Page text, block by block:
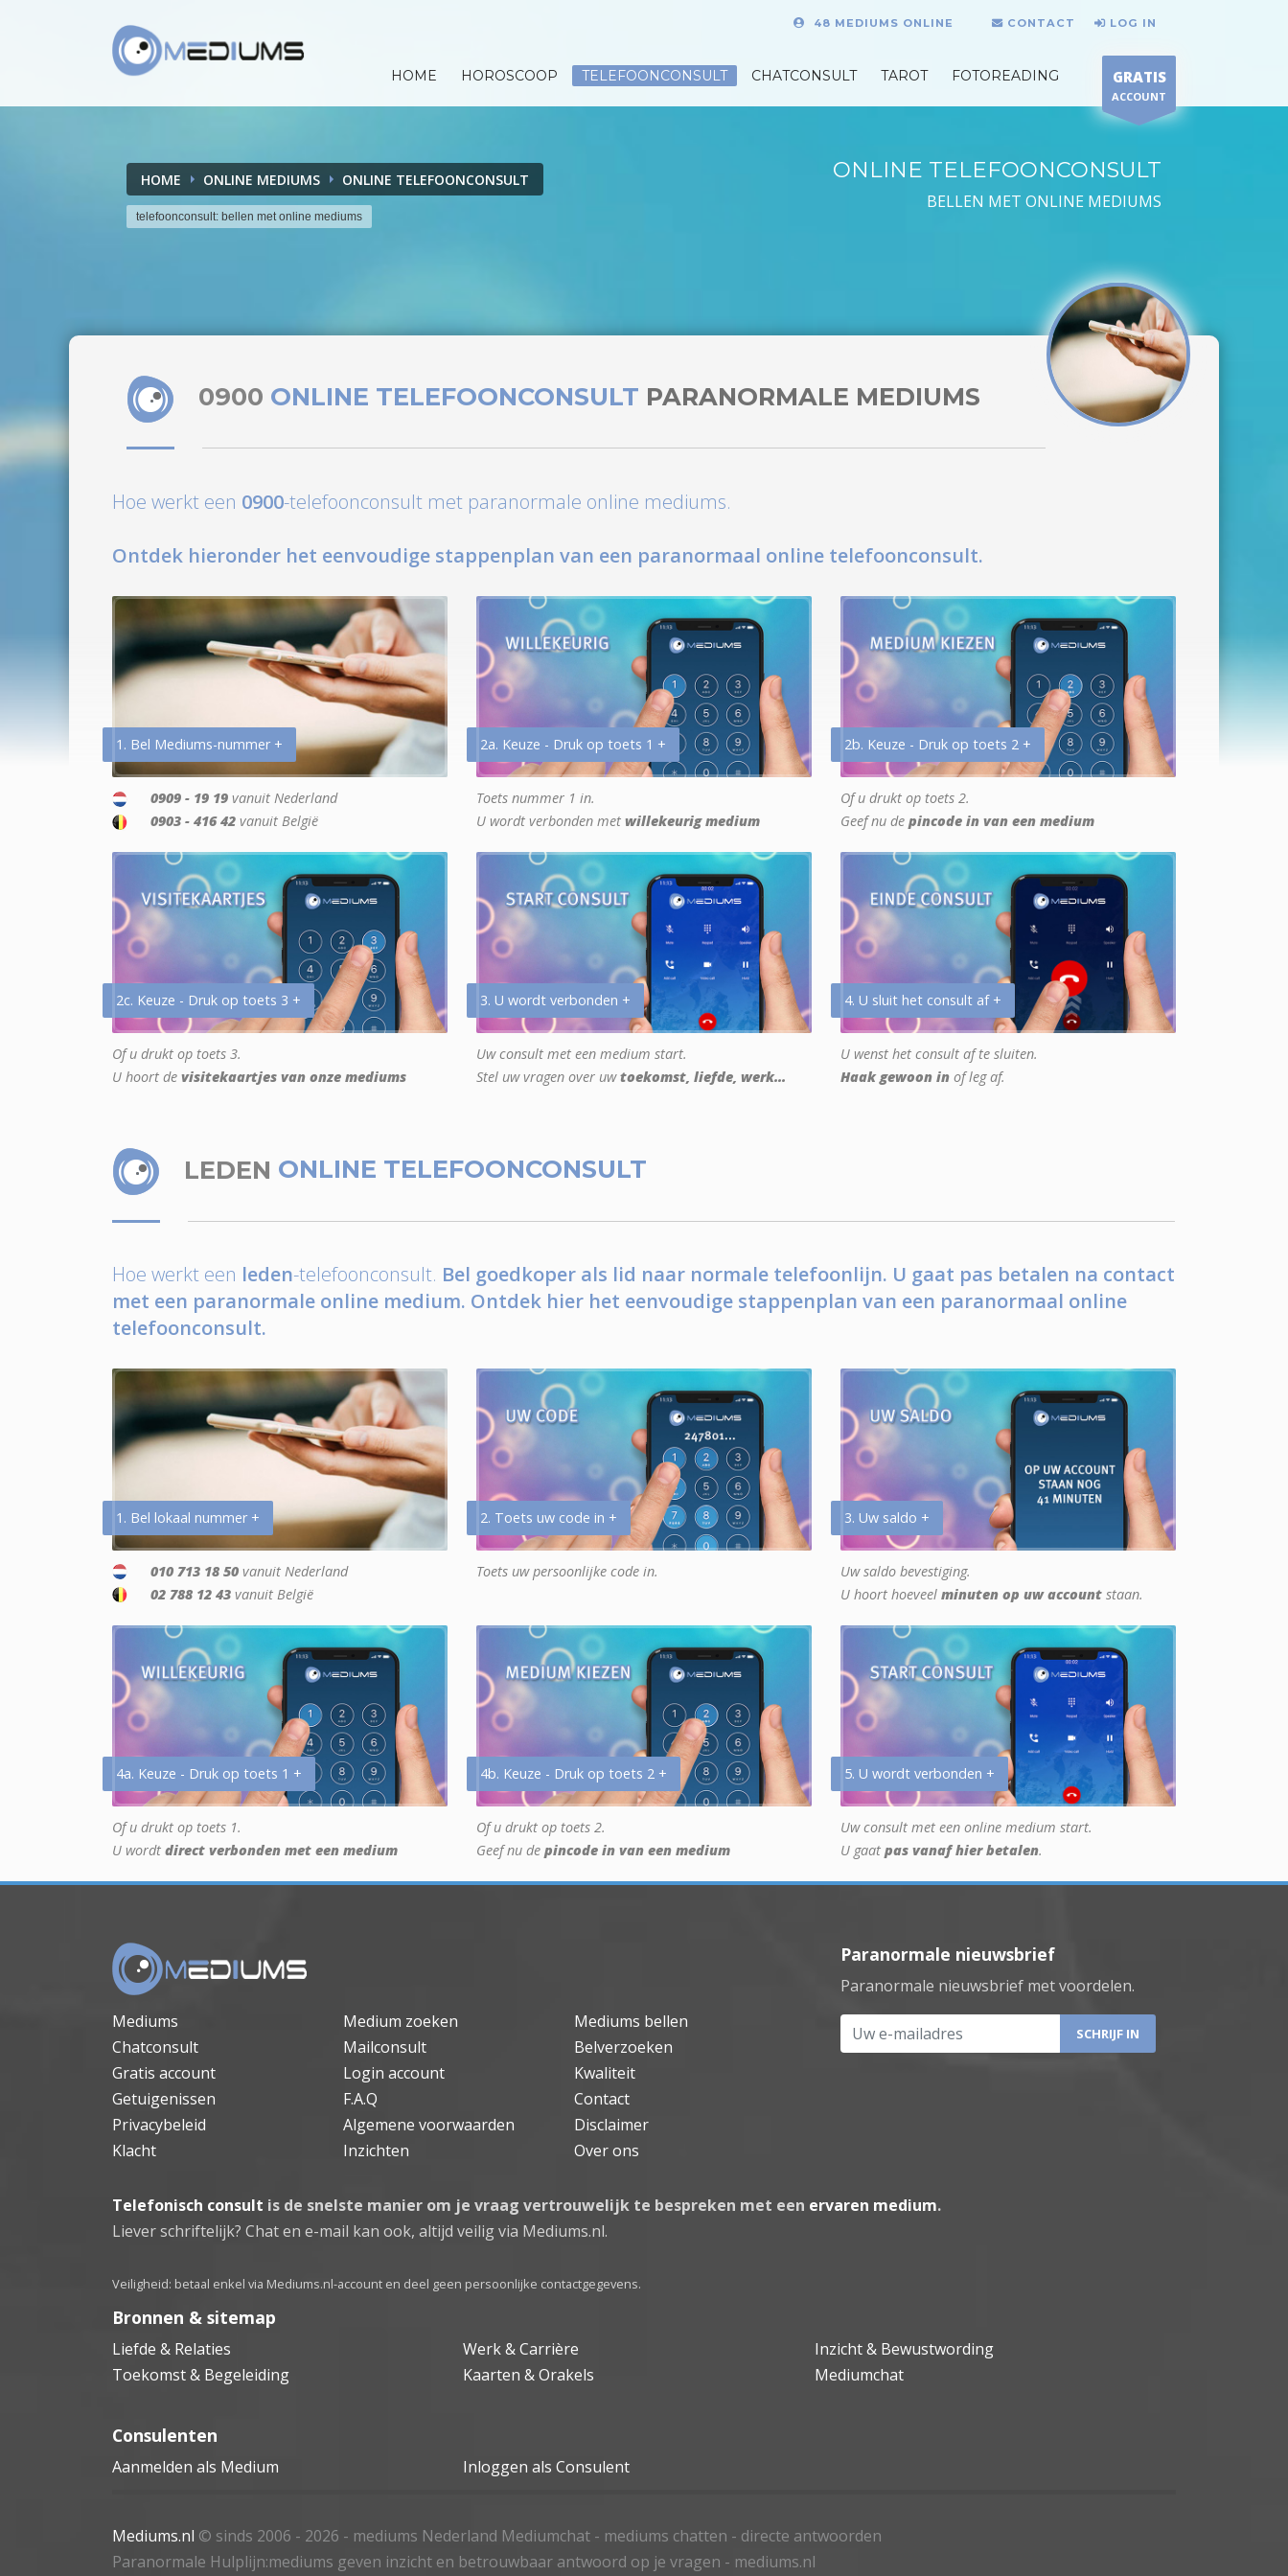
48 MEDIUMS ONLINE CONTACT LOG IN
HOME HOROSCOOP TELEFOONCONSULT CHATCONSULT TAROT FOTOREADING GRATIS
ACCOUNT
HOME ONLINE MEDIUMS ONLINE TELEFOONCONSULT
telefoonconsult: bellen met online mediums
ONLINE TELEFOONCONSULT
BELLEN MET ONLINE MEDIUMS
0900 ONLINE TELEFOONCONSULT PARANORMALE MEDIUMS
Hoe werkt een 0900-telefoonconsult met paranormale online mediums.
Ontdek hieronder het eenvoudige stappenplan van een paranormaal online telefoonconsult.
1. Bel Mediums-nummer +
0909 - 19 19 vanuit Nederland
0903 - 416 42 vanuit België
2a. Keuze - Druk op toets 1 +
Toets nummer 1 in.
U wordt verbonden met willekeurig medium
2b. Keuze - Druk op toets 2 +
Of u drukt op toets 2.
Geef nu de pincode in van een medium
2c. Keuze - Druk op toets 3 +
Of u drukt op toets 3.
U hoort de visitekaartjes van onze mediums
3. U wordt verbonden +
Uw consult met een medium start.
Stel uw vragen over uwtoekomst, liefde, werk...
4. U sluit het consult af +
U wenst het consult af te sluiten.
Haak gewoon in of leg af.
LEDEN ONLINE TELEFOONCONSULT
Hoe werkt een leden-telefoonconsult. Bel goedkoper als lid naar normale telefoonlijn. U gaat pas betalen na contact
met een paranormale online medium. Ontdek hier het eenvoudige stappenplan van een paranormaal online
telefoonconsult.
1. Bel lokaal nummer +
010 713 18 50 vanuit Nederland
02 788 12 43 vanuit België
2. Toets uw code in +
Toets uw persoonlijke code in.
3. Uw saldo +
Uw saldo bevestiging.
U hoort hoeveel minuten op uw account staan.
4a. Keuze - Druk op toets 1 +
Of u drukt op toets 1.
U wordt direct verbonden met een medium
4b. Keuze - Druk op toets 2 +
Of u drukt op toets 2.
Geef nu de pincode in van een medium
5. U wordt verbonden +
Uw consult met een online medium start.
U gaat pas vanaf hier betalen.
Mediums Medium zoeken
Mediums bellen
Chatconsult
Mailconsult
Belverzoeken
Gratis account
Login account
Kwaliteit
Getuigenissen
F.A.Q
Contact
Privacybeleid
Algemene voorwaarden
Disclaimer
Klacht
Inzichten Over ons
Paranormale nieuwsbrief
Paranormale nieuwsbrief met voordelen.
Uw e-mailadres
Telefonisch consult is de snelste manier om je vraag vertrouwelijk te bespreken met een ervaren medium.
Liever schriftelijk? Chat en e-mail kan ook, altijd veilig via Mediums.nl.
Veiligheid: betaal enkel via Mediums.nl-account en deel geen persoonlijke contactgegevens.
Bronnen & sitemap
Liefde & Relaties Werk & Carrière
Inzicht & Bewustwording
Toekomst & Begeleiding
Kaarten & Orakels Mediumchat
Consulenten
Aanmelden als Medium Inloggen als Consulent
Mediums.nl © sinds 2006 - 2026 - mediums Nederland Mediumchat - mediums chatten - directe antwoorden
Paranormale Hulplijn:mediums geven inzicht en betrouwbaar antwoord op je vragen - mediums.nl